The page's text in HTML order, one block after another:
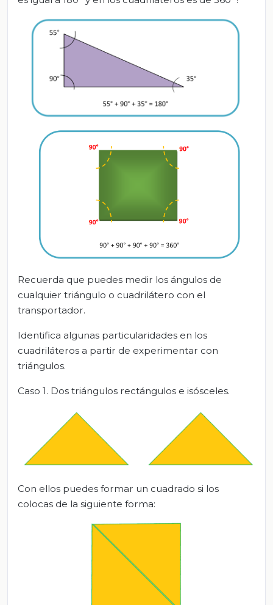
Recuerda que puedes medir los ángulos de
cualquier triángulo o cuadrilátero con el
transportador.
Identifica algunas particularidades en los
cuadriláteros a partir de experimentar con
triángulos.
Caso 1. Dos triángulos rectángulos e isósceles.
Con ellos puedes formar un cuadrado si los
colocas de la siguiente forma: